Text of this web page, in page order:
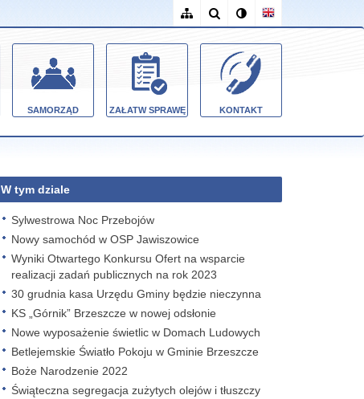
SAMORZĄD ZAŁATW SPRAWĘ KONTAKT
W tym dziale
Sylwestrowa Noc Przebojów
Nowy samochód w OSP Jawiszowice
Wyniki Otwartego Konkursu Ofert na wsparcie
realizacji zadań publicznych na rok 2023
30 grudnia kasa Urzędu Gminy będzie nieczynna
KS „Górnik” Brzeszcze w nowej odsłonie
Nowe wyposażenie świetlic w Domach Ludowych
Betlejemskie Światło Pokoju w Gminie Brzeszcze
Boże Narodzenie 2022
Świąteczna segregacja zużytych olejów i tłuszczy